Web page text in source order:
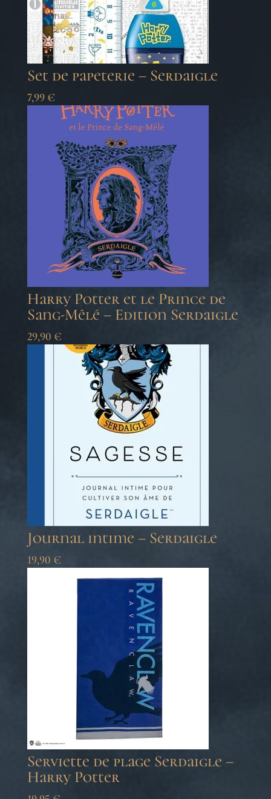
Set de papeterie – Serdaigle
7,99 €
Harry Potter et le Prince de
Sang-Mêlé – Edition Serdaigle
29,90 €
Journal intime – Serdaigle
19,90 €
Serviette de plage Serdaigle –
Harry Potter